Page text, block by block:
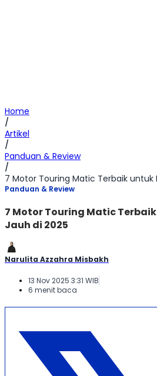
Home
/
Artikel
/
Panduan & Review
/
7 Motor Touring Matic Terbaik untuk
Panduan & Review
7 Motor Touring Matic
Jauh di 2025
Narulita Azzahra Misbakh
13 Nov 2025 3:31 WIB
6 menit baca